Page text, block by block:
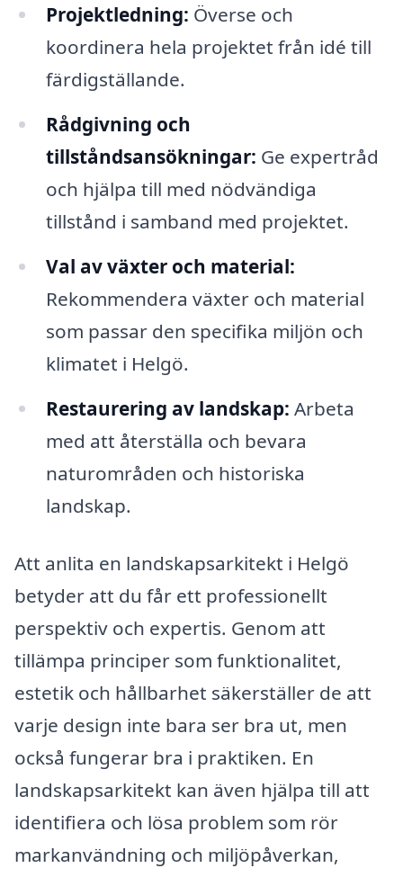
Projektledning: Överse och
koordinera hela projektet från idé till
färdigställande.
Rådgivning och
tillståndsansökningar: Ge expertråd
och hjälpa till med nödvändiga
tillstånd i samband med projektet.
Val av växter och material:
Rekommendera växter och material
som passar den specifika miljön och
klimatet i Helgö.
Restaurering av landskap: Arbeta
med att återställa och bevara
naturområden och historiska
landskap.
Att anlita en landskapsarkitekt i Helgö
betyder att du får ett professionellt
perspektiv och expertis. Genom att
tillämpa principer som funktionalitet,
estetik och hållbarhet säkerställer de att
varje design inte bara ser bra ut, men
också fungerar bra i praktiken. En
landskapsarkitekt kan även hjälpa till att
identifiera och lösa problem som rör
markanvändning och miljöpåverkan,